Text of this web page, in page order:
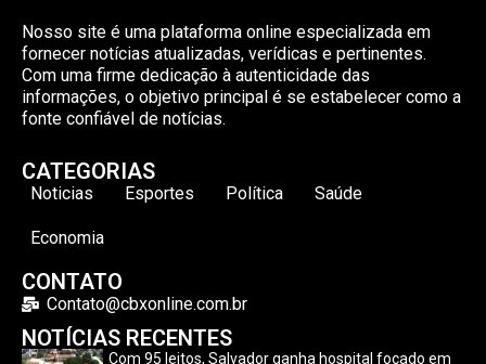
Nosso site é uma plataforma online especializada em
fornecer notícias atualizadas, verídicas e pertinentes.
Com uma firme dedicação à autenticidade das
informações, o objetivo principal é se estabelecer como a
fonte confiável de notícias.
CATEGORIAS
Noticias Esportes Política Saúde
Economia
CONTATO
Contato@cbxonline.com.br
NOTÍCIAS RECENTES
Com 95 leitos, Salvador ganha hospital focado em